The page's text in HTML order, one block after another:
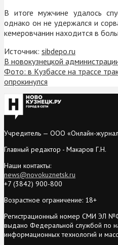
В итоге мужчине удалось
однако он не удержался и
кемеровчанин находится в
Источник: sibdepo.ru
В новокузнецкой
Фото: в Кузбассе на трассе
опрокинулся
Учредитель — ООО «Онлайн-
Главный редактор - Макаров Г.Н.
Наши контакты:
news@novokuznetsk.ru
+7 (3842) 900-800
Возрастное ограничение: 18+
Регистрационный номер СМИ ЭЛ
выдано Федеральной службой по
информационных технологий и